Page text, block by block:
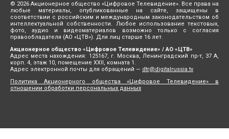
© 2026 Акционерное общество «Цифровое Телевидение». Все права на
любые материалы, опубликованные на сайте, защищены в
соответствии с российским и международным законодательством об
интеллектуальной собственности. Любое использование текстовых,
фото, аудио и видеоматериалов возможно только с согласия
правообладателя (АО «ЦТВ»). Для лиц старше 16 лет.
Акционерное общество «Цифровое Телевидение» / АО «ЦТВ»
Адрес места нахождения: 125167, г. Москва, Ленинградский пр-т, 37 А,
корп. 4, этаж 10, помещение XXII, комната 1.
Адрес электронной почты для обращений — dtr@digitalrussia.tv
Политика Акционерного общества «Цифровое Телевидение» в
отношении обработки персональных данных